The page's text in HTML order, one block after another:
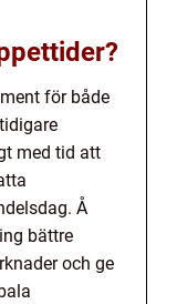
för både
med tid att
Å
bättre
och ge